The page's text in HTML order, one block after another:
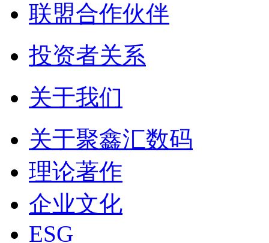
联盟合作伙伴
投资者关系
关于我们
关于聚鑫汇数码
理论著作
企业文化
ESG